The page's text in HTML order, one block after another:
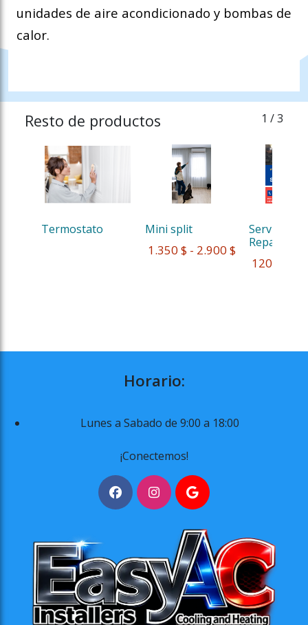
unidades de aire acondicionado y bombas de
calor.
Resto de productos 1 / 3
Termostato Mini split
1.350 $ - 2.900 $
Servicio y
Reparación
120 $ -
Horario:
Lunes a Sabado de 9:00 a 18:00
¡Conectemos!